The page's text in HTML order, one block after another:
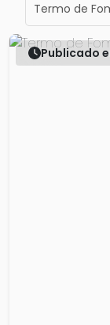
Termo de
Publicado